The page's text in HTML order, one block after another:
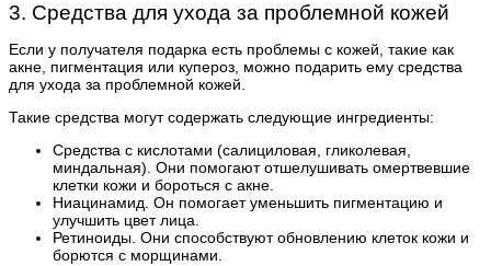
3. Средства для ухода за проблемной кожей
Если у получателя подарка есть проблемы с кожей, такие как
акне, пигментация или купероз, можно подарить ему средства
для ухода за проблемной кожей.
Такие средства могут содержать следующие ингредиенты:
Средства с кислотами (салициловая, гликолевая,
миндальная). Они помогают отшелушивать омертвевшие
клетки кожи и бороться с акне.
Ниацинамид. Он помогает уменьшить пигментацию и
улучшить цвет лица.
Ретиноиды. Они способствуют обновлению клеток кожи и
борются с морщинами.